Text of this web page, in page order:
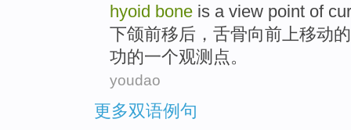
hyoid bone is a view point of
下颌前移后， 舌骨向前上移动的
功的一个观测点。
youdao
更多双语例句